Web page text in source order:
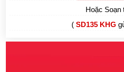
Hoặc Soạn
( SD135 KHG